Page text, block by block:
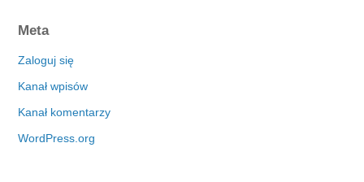
Meta
Zaloguj się
Kanał wpisów
Kanał komentarzy
WordPress.org